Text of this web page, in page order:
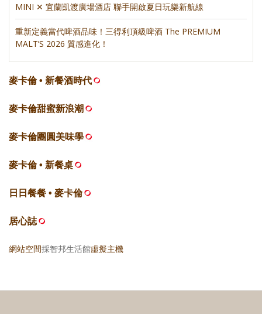
MINI ✕ 宜蘭凱渡廣場酒店 聯手開啟夏日玩樂新航線
重新定義當代啤酒品味！三得利頂級啤酒 The PREMIUM
MALT’S 2026 質感進化！
麥卡倫 • 新餐酒時代
麥卡倫甜蜜新浪潮
麥卡倫團圓美味學
麥卡倫 • 新餐桌
日日餐餐 • 麥卡倫
居心誌
網站空間採智邦生活館虛擬主機